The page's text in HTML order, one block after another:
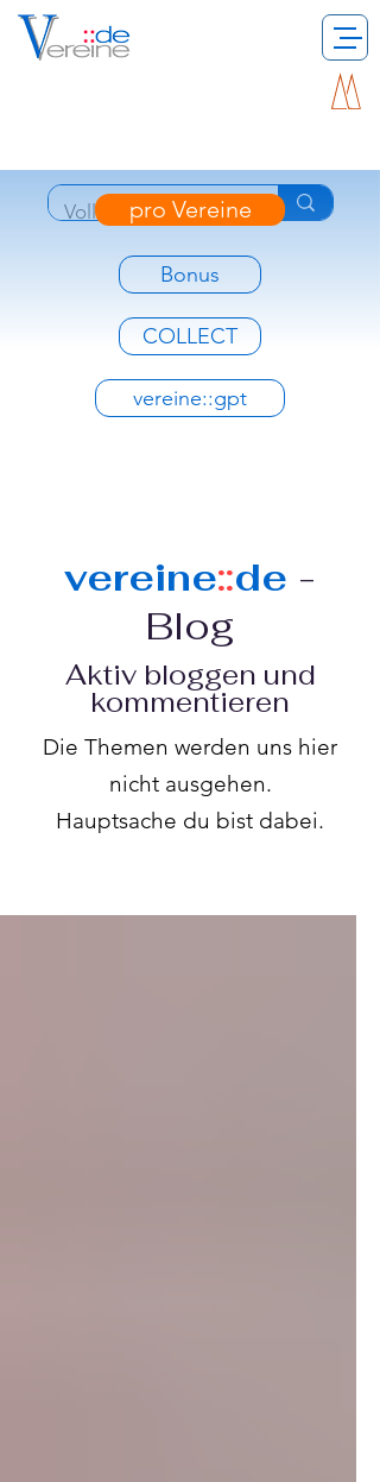
pro Vereine
Bonus
COLLECT
vereine::gpt
vereine::de -
Blog
Aktiv bloggen und
kommentieren
Die Themen werden uns hier
nicht ausgehen.
Hauptsache du bist dabei.